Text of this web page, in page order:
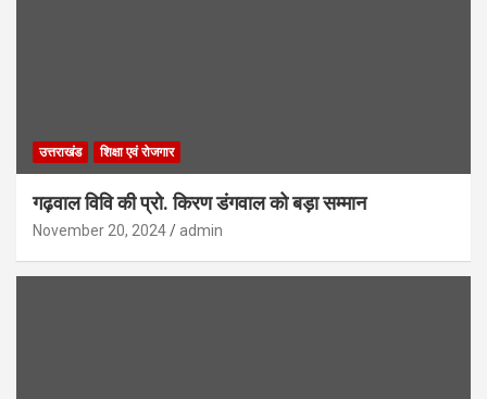
उत्तराखंड शिक्षा एवं रोजगार
गढ़वाल विवि की प्रो. किरण डंगवाल को बड़ा सम्मान
November 20, 2024 admin